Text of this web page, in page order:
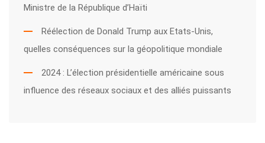
Ministre de la République d’Haïti
Réélection de Donald Trump aux Etats-Unis,
quelles conséquences sur la géopolitique mondiale
2024 : L’élection présidentielle américaine sous
influence des réseaux sociaux et des alliés puissants